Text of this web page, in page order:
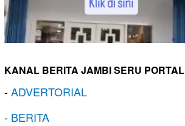
KANAL BERITA JAMBI SERU PORTAL
-ADVERTORIAL
- BERITA